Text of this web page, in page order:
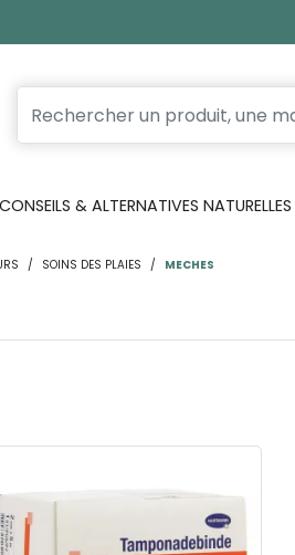
& ALTERNATIVES NATURELLES
SOINS DES PLAIES MECHES